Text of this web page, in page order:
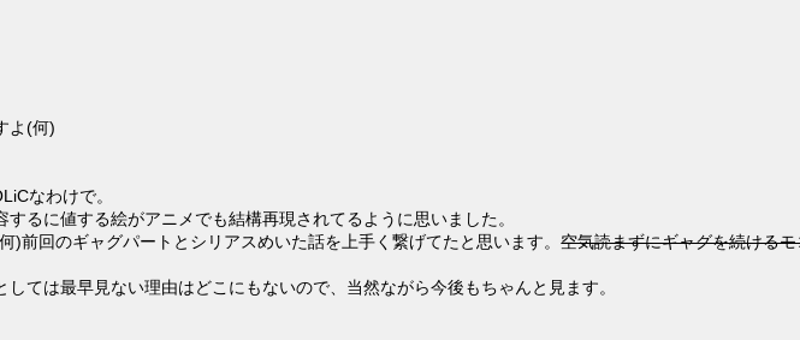
よ(何)
なわけで。
るに値する絵がアニメでも結構再現されてるように思いました。
前回のギャグパートとシリアスめいた話を上手く繋げてたと思います。空気読まずにギャグを続けるモ
しては最早見ない理由はどこにもないので、当然ながら今後もちゃんと見ます。